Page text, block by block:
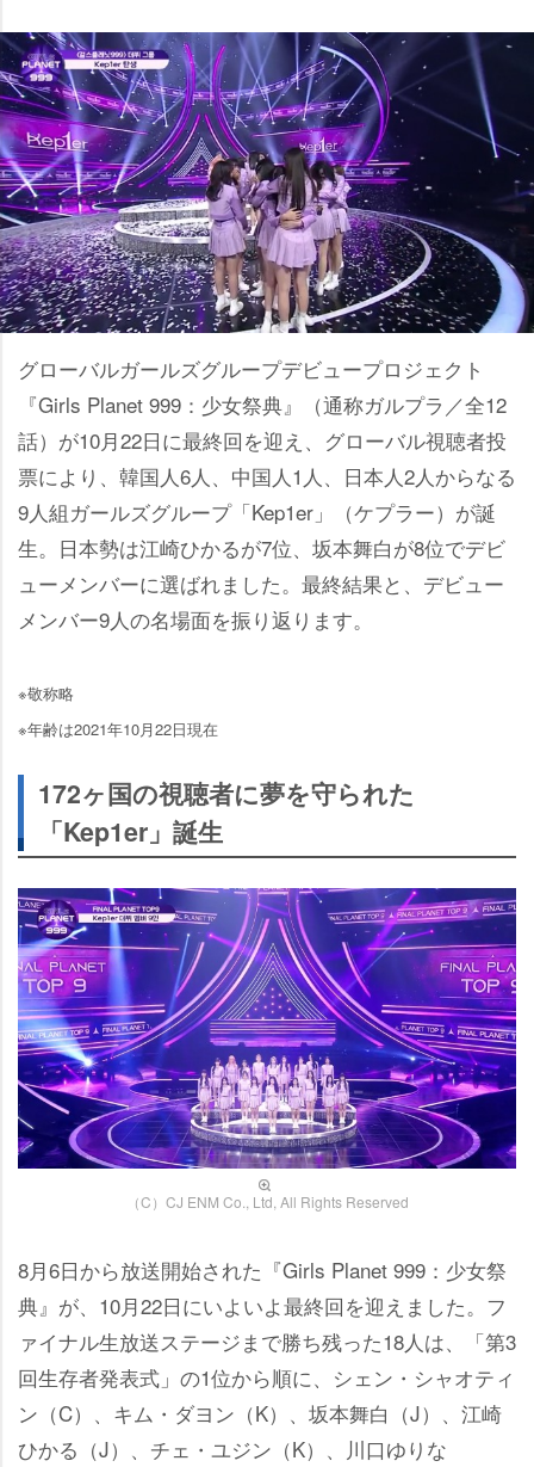
グローバルガールズグループデビュープロジェクト
『Girls Planet 999：少女祭典』（通称ガルプラ／全12
話）が10月22日に最終回を迎え、グローバル視聴者投
票により、韓国人6人、中国人1人、日本人2人からなる
9人組ガールズグループ「Kep1er」（ケプラー）が誕
生。日本勢は江崎ひかるが7位、坂本舞白が8位でデビ
ューメンバーに選ばれました。最終結果と、デビュー
メンバー9人の名場面を振り返ります。
※敬称略
※年齢は2021年10月22日現在
172ヶ国の視聴者に夢を守られた
「Kep1er」誕生
（C）CJ ENM Co., Ltd, All Rights Reserved
8月6日から放送開始された『Girls Planet 999：少女祭
典』が、10月22日にいよいよ最終回を迎えました。フ
ァイナル生放送ステージまで勝ち残った18人は、「第3
回生存者発表式」の1位から順に、シェン・シャオティ
ン（C）、キム・ダヨン（K）、坂本舞白（J）、江崎
ひかる（J）、チェ・ユジン（K）、川口ゆりな